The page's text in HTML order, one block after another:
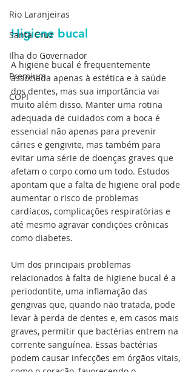
Rio Laranjeiras
Santa Cruz
Ilha do Governador
Premium
COPI
Higiene bucal
A higiene bucal é frequentemente
associada apenas à estética e à saúde
dos dentes, mas sua importância vai
muito além disso. Manter uma rotina
adequada de cuidados com a boca é
essencial não apenas para prevenir
cáries e gengivite, mas também para
evitar uma série de doenças graves que
afetam o corpo como um todo. Estudos
apontam que a falta de higiene oral pode
aumentar o risco de problemas
cardíacos, complicações respiratórias e
até mesmo agravar condições crônicas
como diabetes.
Um dos principais problemas
relacionados à falta de higiene bucal é a
periodontite, uma inflamação das
gengivas que, quando não tratada, pode
levar à perda de dentes e, em casos mais
graves, permitir que bactérias entrem na
corrente sanguínea. Essas bactérias
podem causar infecções em órgãos vitais,